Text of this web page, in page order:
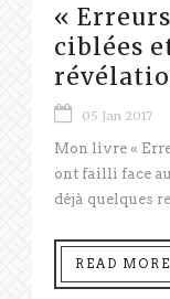
«
ciblées
05 Jan 2017
Mon livre «
ont failli face
déjà quelques
READ MORE